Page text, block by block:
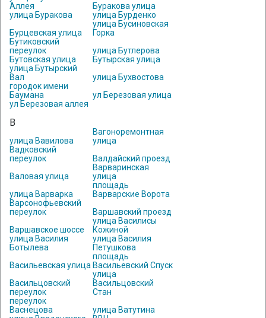
Аллея
Буракова улица
улица Буракова
улица Бурденко
Бурцевская улица
улица Бусиновская
Горка
Бутиковский
переулок
улица Бутлерова
Бутовская улица
Бутырская улица
улица Бутырский
Вал
улица Бухвостова
городок имени
Баумана
ул Березовая улица
ул Березовая аллея
В
улица Вавилова
Вагоноремонтная
улица
Вадковский
переулок
Валдайский проезд
Валовая улица
Варваринская
улица
улица Варварка
площадь
Варварские Ворота
Варсонофьевский
переулок
Варшавский проезд
Варшавское шоссе
улица Василисы
Кожиной
улица Василия
Ботылева
улица Василия
Петушкова
Васильевская улица
площадь
Васильевский Спуск
Васильцовский
переулок
улица
Васильцовский
Стан
переулок
Васнецова
улица Ватутина